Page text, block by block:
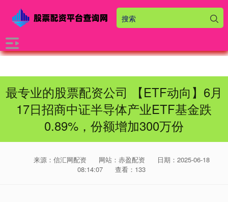
最专业的股票配资公司 【ETF动向】6月
17日招商中证半导体产业ETF基金跌
0.89%，份额增加300万份
来源：信汇网配资 网站：赤盈配资
日期：2025-06-18
08:14:07
查看：133